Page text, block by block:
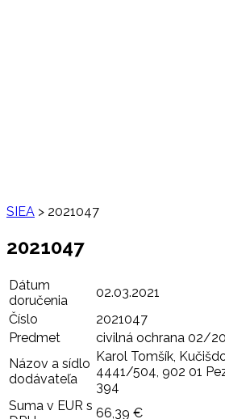
SIEA > 2021047
2021047
Dátum
doručenia
02.03.2021
Číslo
2021047
Predmet
civilná ochrana 02/
Názov a sídlo
dodávateľa
Karol Tomšík,
4441/504, 902 01
394
Suma v EUR s 66,39 €